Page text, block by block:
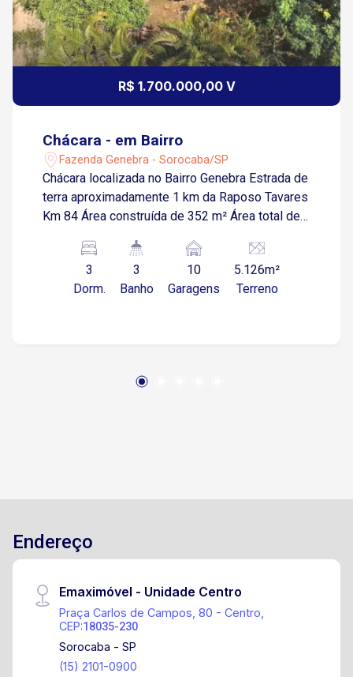
R$ 1.700.000,00 V
Chácara - em Bairro
Fazenda Genebra - Sorocaba/SP
Chácara localizada no Bairro Genebra Estrada de
terra aproximadamente 1 km da Raposo Tavares
Km 84 Área construída de 352 m² Área total de
Área com playground com balança, escorregador
e gira-gira Área gourmet com churrasqueira,
fogão a lenha 2 banheiros Área de serviço A
3
Dorm.
3
Banho
10
Garagens
5.126m²
Terreno
Endereço
Emaximóvel - Unidade Centro
Praça Carlos de Campos, 80 - Centro,
CEP:18035-230
Sorocaba - SP
(15) 2101-0900